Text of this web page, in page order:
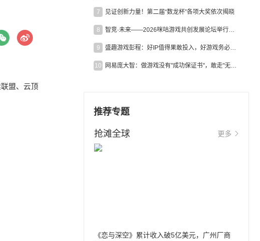
盟、云顶
7 见证创新力量！第二届“数龙杯”各项大奖依次揭晓
8 智竞·未来——2026咪咕游戏共创发展论坛举行：聚力精品内容、AI创作与电竞生态，共建高品质益智健康游戏社区
9 盛趣游戏彭程：好IP值得果敢投入，好游戏务必长效经营
10 网易庞大智：做游戏没有"成功保证书"，敢走"无人区"才是真原创
推荐专题
抢滩全球 更多
《恋与深空》累计收入破5亿美元，广州厂商